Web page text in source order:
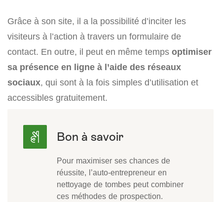
Grâce à son site, il a la possibilité d’inciter les
visiteurs à l’action à travers un formulaire de
contact. En outre, il peut en même temps optimiser
sa présence en ligne à l’aide des réseaux
sociaux, qui sont à la fois simples d’utilisation et
accessibles gratuitement.
Pour maximiser ses chances de
réussite, l’auto-entrepreneur en
nettoyage de tombes peut combiner
ces méthodes de prospection.